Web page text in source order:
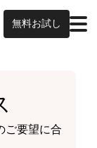
無料お試し
ご要望に合